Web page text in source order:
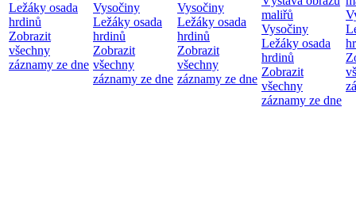
Ležáky osada
hrdinů
Zobrazit
všechny
záznamy ze dne
Vysočiny
Ležáky osada
hrdinů
Zobrazit
všechny
záznamy ze dne
Vysočiny
Ležáky osada
hrdinů
Zobrazit
všechny
záznamy ze dne
maliřů
Vysočiny
Ležáky osada
hrdinů
Zobrazit
všechny
záznamy ze dne